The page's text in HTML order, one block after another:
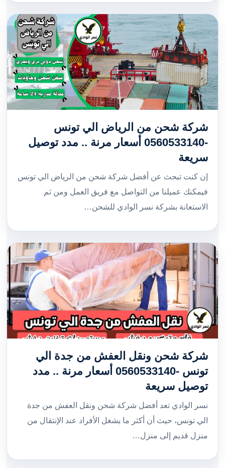
شركة شحن من الرياض الي تونس
-0560533140 أسعار مرنة .. مدد توصيل
سريعة
إن كنت تبحث عن أفضل شركة شحن من الرياض الي تونس
فيمكنك عميلنا من التواصل مع فريق العمل ومن ثم
الاستعانة بشركة نسر الوادي للشحن…
شركة شحن ونقل العفش من جدة الي
تونس -0560533140 أسعار مرنة .. مدد
توصيل سريعة
نسر الوادي تعد أفضل شركة شحن ونقل العفش من جدة
الي تونس، حيث أن أكثر ما يشغل الأفراد عند الإنتقال من
منزل قديم إلى منزل…